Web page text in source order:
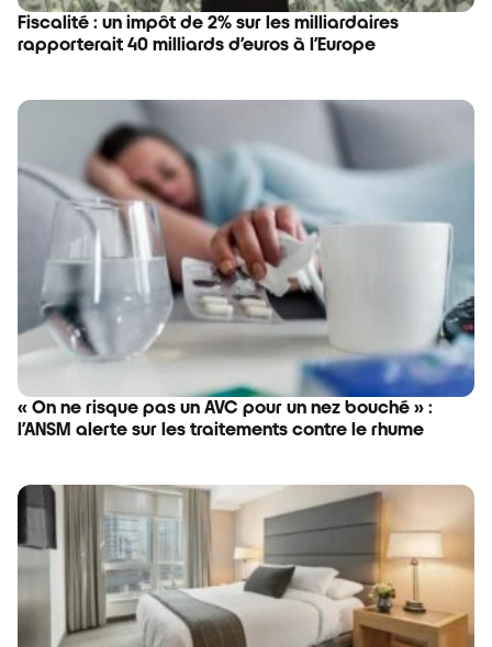
Fiscalité : un impôt de 2% sur les milliardaires
rapporterait 40 milliards d’euros à l’Europe
« On ne risque pas un AVC pour un nez bouché » :
l’ANSM alerte sur les traitements contre le rhume